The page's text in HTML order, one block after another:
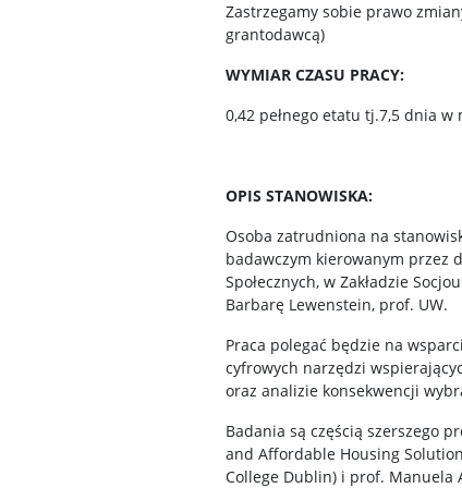
Zastrzegamy sobie prawo
grantodawcą)
WYMIAR CZASU PRACY:
0,42 pełnego etatu tj.7,5 dnia w
OPIS STANOWISKA:
Osoba zatrudniona na
badawczym kierowanym przez
Społecznych, w Zakładzie
Barbarę Lewenstein, prof. UW.
Praca polegać będzie na
cyfrowych narzędzi
oraz analizie konsekwencji
Badania są częścią szerszego
and Affordable Housing
College Dublin) i prof. Manuela